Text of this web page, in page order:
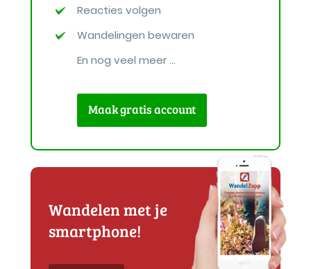
Reacties volgen
Wandelingen bewaren
En nog veel meer ...
Maak gratis account
Wandelen met je
smartphone!